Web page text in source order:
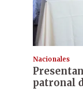
Nacionales
patronal